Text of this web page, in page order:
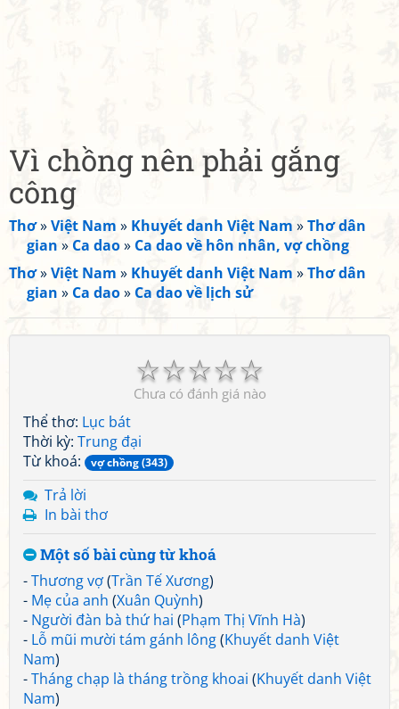
Vì chồng nên phải gắng
công
Thơ»Việt Nam » Khuyết danh Việt Nam »Thơ dân
gian » Ca dao» Ca dao về hôn nhân, vợ chồng
Thơ»Việt Nam » Khuyết danh Việt Nam »Thơ dân
gian » Ca dao» Ca dao về lịch sử
☆
☆
☆
☆
☆
Chưa có đánh giá nào
Thể thơ: Lục bát
Thời kỳ: Trung đại
Từ khoá:
vợ chồng (343)
Trả lời
In bài thơ
Một số bài cùng từ khoá
-Thương vợ(Trần Tế Xương)
- Mẹ của anh (Xuân Quỳnh)
- Người đàn bà thứ hai (Phạm Thị Vĩnh Hà)
- Lỗ mũi mười tám gánh lông(Khuyết danh Việt
Nam)
-Tháng chạp là tháng trồng khoai (Khuyết danh Việt
Nam)